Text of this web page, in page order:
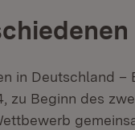
in Deutschland –
zu Beginn des
Fenster)